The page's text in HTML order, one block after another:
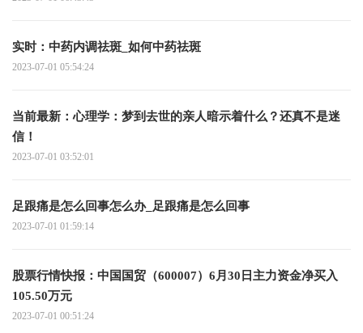
实时：中药内调祛斑_如何中药祛斑
2023-07-01 05:54:24
当前最新：心理学：梦到去世的亲人暗示着什么？还真不是迷
信！
2023-07-01 03:52:01
足跟痛是怎么回事怎么办_足跟痛是怎么回事
2023-07-01 01:59:14
股票行情快报：中国国贸（600007）6月30日主力资金净买入
105.50万元
2023-07-01 00:51:24